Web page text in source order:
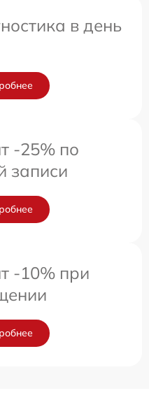
в день
-25% по
записи
-10% при